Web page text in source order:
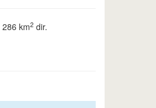
286 km2 dir.